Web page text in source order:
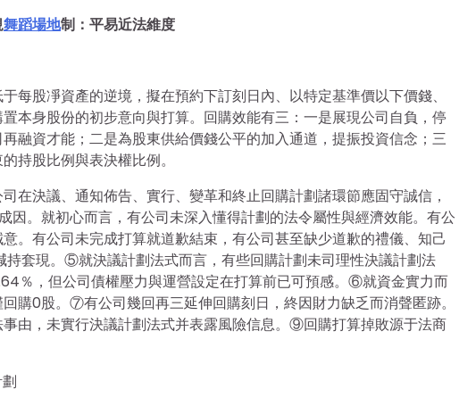
舞蹈場地制：平易近法維度
每股凈資產的逆境，擬在預約下訂刻日內、以特定基準價以下價錢、
本身股份的初步意向與打算。回購效能有三：一是展現公司自負，停
融資才能；二是為股東供給價錢公平的加入通道，提振投資信念；三
持股比例與表決權比例。
在決議、通知佈告、實行、變革和終止回購計劃諸環節應固守誠信，
因。就初心而言，有公司未深入懂得計劃的法令屬性與經濟效能。有公
。有公司未完成打算就道歉結束，有公司甚至缺少道歉的禮儀、知己
套現。⑤就決議計劃法式而言，有些回購計劃未司理性決議計劃法
％，但公司債權壓力與運營設定在打算前已可預感。⑥就資金實力而
購0股。⑦有公司幾回再三延伸回購刻日，終因財力缺乏而消聲匿跡。
由，未實行決議計劃法式并表露風險信息。⑨回購打算掉敗源于法商